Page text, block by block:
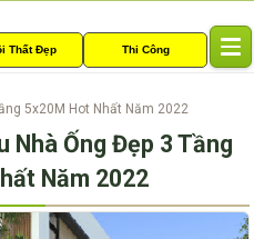
Thất Đẹp Thi Công
l
a
5x20M Hot Nhất Năm 2022
Nhà Ống Đẹp 3 Tầng
Năm 2022